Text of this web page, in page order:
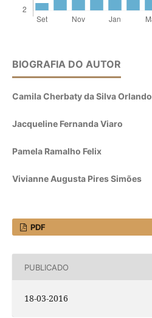
BIOGRAFIA DO AUTOR
Camila Cherbaty da Silva Orlando
Jacqueline Fernanda Viaro
Pamela Ramalho Felix
Vivianne Augusta Pires Simões
PDF
PUBLICADO
18-03-2016